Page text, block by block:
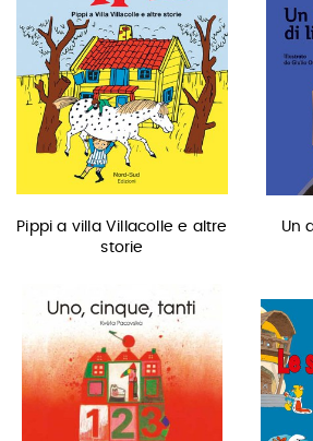
Pippi a villa Villacolle e altre
storie
Un